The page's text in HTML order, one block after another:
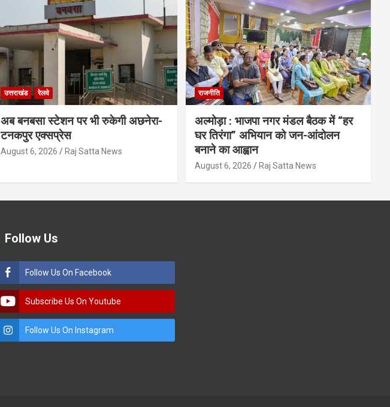
उत्तराखंड रेलवे
अब बनबसा स्टेशन पर भी रुकेगी अछनेरा-
टनकपुर एक्सप्रेस
August 6, 2026 Raj Satta News
राजनीति
अल्मोड़ा : भाजपा नगर मंडल बैठक में “हर
घर तिरंगा” अभियान को जन-आंदोलन
बनाने का आह्वान
August 6, 2026 Raj Satta News
Follow Us
Follow Us On Facebook
Subscribe Us On Youtube
Follow Us On Instagram